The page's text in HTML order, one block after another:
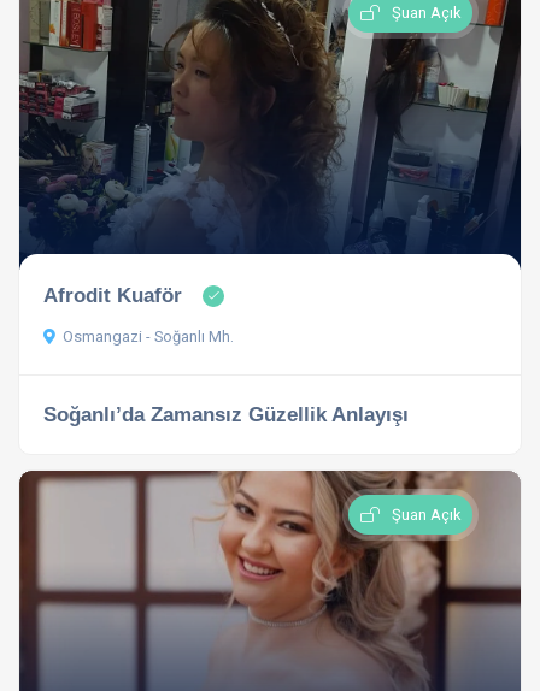
Şuan Açık
Afrodit Kuaför
Osmangazi - Soğanlı Mh.
Soğanlı’da Zamansız Güzellik Anlayışı
Şuan Açık